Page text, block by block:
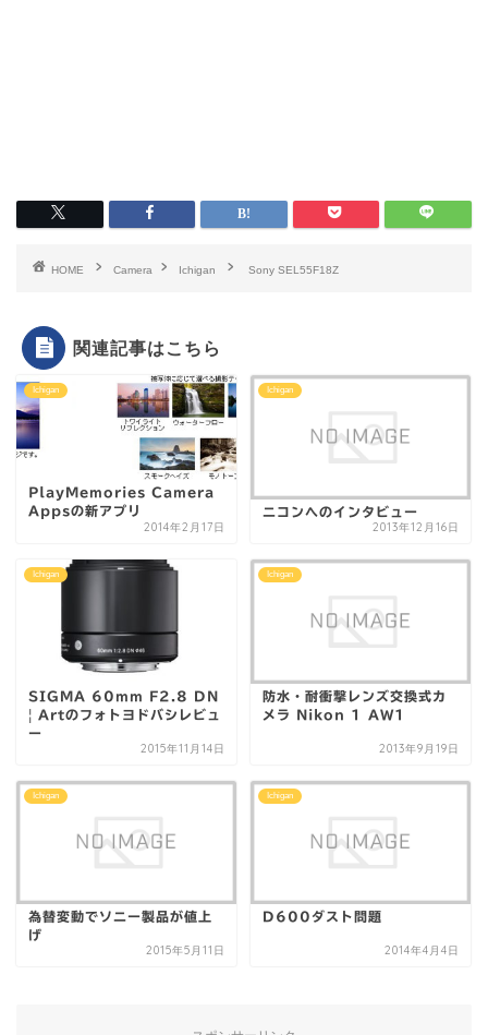
HOME Camera Ichigan Sony SEL55F18Z
関連記事はこちら
Ichigan
PlayMemories Camera
Appsの新アプリ
2014年2月17日
Ichigan
ニコンへのインタビュー
2013年12月16日
Ichigan
SIGMA 60mm F2.8 DN
| Artのフォトヨドバシレビュ
ー
2015年11月14日
Ichigan
防水・耐衝撃レンズ交換式カ
メラ Nikon 1 AW1
2013年9月19日
Ichigan
為替変動でソニー製品が値上
げ
2015年5月11日
Ichigan
D600ダスト問題
2014年4月4日